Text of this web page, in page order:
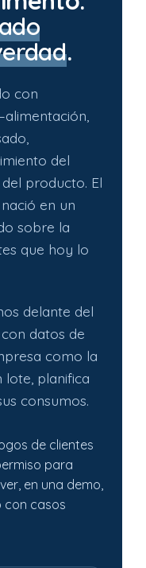
.
con
del
producto. El
en un
sobre la
que hoy lo
delante del
datos de
como la
lote, planifica
consumos.
de clientes
para
en una demo,
con casos